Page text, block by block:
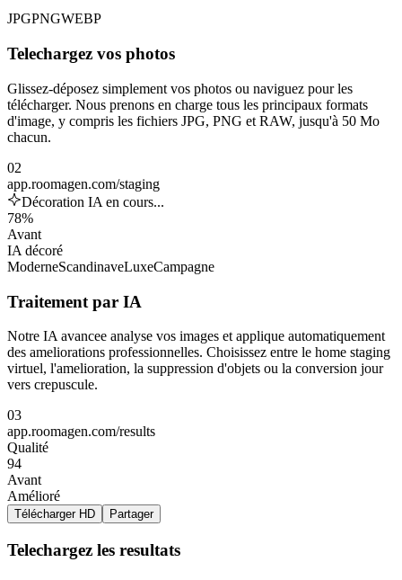
JPGPNGWEBP
Telechargez vos photos
Glissez-déposez simplement vos photos ou naviguez pour les
télécharger. Nous prenons en charge tous les principaux formats
d'image, y compris les fichiers JPG, PNG et RAW, jusqu'à 50 Mo
chacun.
02
app.roomagen.com/staging
Décoration IA en cours...
78%
Avant
IA décoré
ModerneScandinaveLuxeCampagne
Traitement par IA
Notre IA avancee analyse vos images et applique automatiquement
des ameliorations professionnelles. Choisissez entre le home staging
virtuel, l'amelioration, la suppression d'objets ou la conversion jour
vers crepuscule.
03
app.roomagen.com/results
Qualité
94
Avant
Amélioré
Télécharger HD Partager
Telechargez les resultats